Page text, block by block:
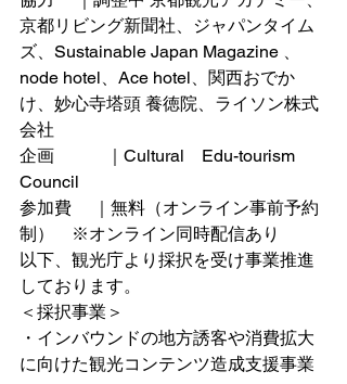
京都リビング新聞社、ジャパンタイム
ズ、Sustainable Japan Magazine 、
node hotel、Ace hotel、関西おでか
け、 妙心寺塔頭 養徳院、ライソン株式
会社
企画　　　｜Cultural　Edu-tourism
Council
参加費　 ｜無料（オンライン事前予約
制）　※オンライン同時配信あり
以下、観光庁より採択を受け事業推進
しております。
＜採択事業＞
・インバウンドの地方誘客や消費拡大
に向けた観光コンテンツ造成支援事業